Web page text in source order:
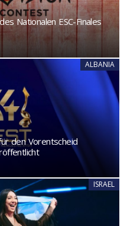
Nationalen ESC-Finales
ALBANIA
den Vorentscheid
ISRAEL